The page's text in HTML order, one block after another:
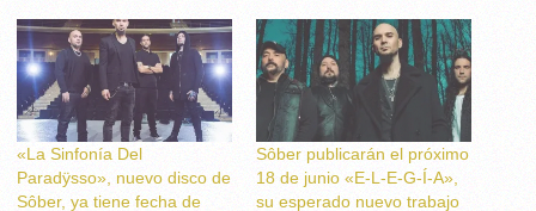
«La Sinfonía Del
Paradÿsso», nuevo disco de
Sôber, ya tiene fecha de
Sôber publicarán el próximo
18 de junio «E-L-E-G-Í-A»,
su esperado nuevo trabajo